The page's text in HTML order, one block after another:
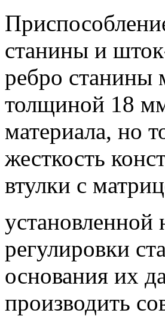
станины и
ребро станины
толщиной 18
материала, но
жесткость
втулки с
установленной
регулировки
основания их
производить